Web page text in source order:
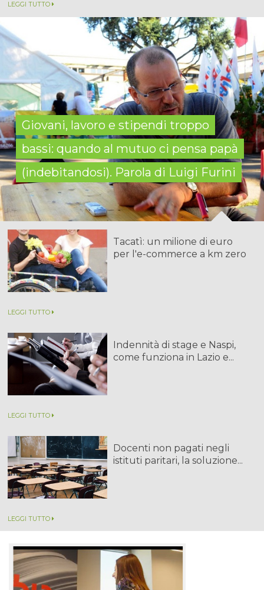
LEGGI TUTTO
Giovani, lavoro e stipendi troppo
bassi: quando al mutuo ci pensa papà
(indebitandosi). Parola di Luigi Furini
Tacatì: un milione di euro
per l'e-commerce a km zero
LEGGI TUTTO
Indennità di stage e Naspi,
come funziona in Lazio e...
LEGGI TUTTO
Docenti non pagati negli
istituti paritari, la soluzione...
LEGGI TUTTO